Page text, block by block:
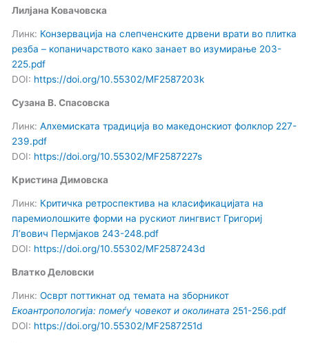
Лилјана Ковачовска
Линк: Конзервација на слепченските дрвени врати во плитка
резба – копаничарството како занает во изумирање 203-
225.pdf
DOI: https://doi.org/10.55302/MF2587203k
Сузана В. Спасовска
Линк: Алхемиската традиција во македонскиот фолклор 227-
239.pdf
DOI: https://doi.org/10.55302/MF2587227s
Кристина Димовска
Линк: Критичка ретроспектива на класификацијата на
паремиолошките форми на рускиот лингвист Григориј
Л’вович Пермјаков 243-248.pdf
DOI: https://doi.org/10.55302/MF2587243d
Влатко Деловски
Линк: Осврт поттикнат од темата на зборникот
Екоантропологија: помеѓу човекот и околината 251-256.pdf
DOI: https://doi.org/10.55302/MF2587251d